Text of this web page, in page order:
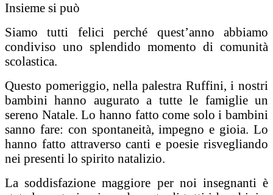
Insieme si può
Siamo tutti felici perché quest’anno abbiamo
condiviso uno splendido momento di comunità
scolastica.
Questo pomeriggio, nella palestra Ruffini, i nostri
bambini hanno augurato a tutte le famiglie un
sereno Natale. Lo hanno fatto come solo i bambini
sanno fare: con spontaneità, impegno e gioia. Lo
hanno fatto attraverso canti e poesie risvegliando
nei presenti lo spirito natalizio.
La soddisfazione maggiore per noi insegnanti è